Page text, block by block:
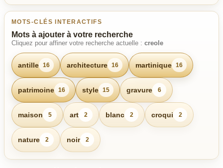
MOTS-CLÉS INTERACTIFS
Mots à ajouter à votre recherche
Cliquez pour affiner votre recherche actuelle : creole
antille 16 architecture 16 martinique 16
patrimoine 16 style 15 gravure 6
maison 5 art 2 blanc 2 croqui 2
nature 2 noir 2